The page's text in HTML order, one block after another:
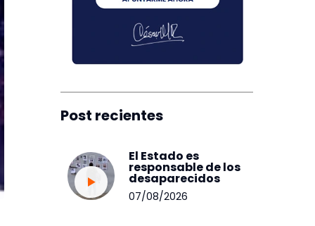
Post recientes
El Estado es
responsable de los
desaparecidos
07/08/2026